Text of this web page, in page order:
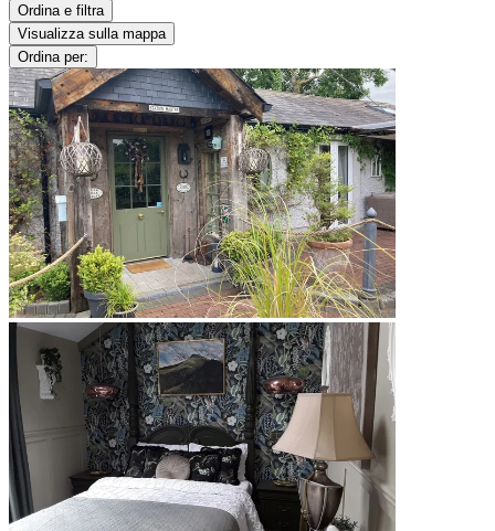
Ordina e filtra
Visualizza sulla mappa
Ordina per: